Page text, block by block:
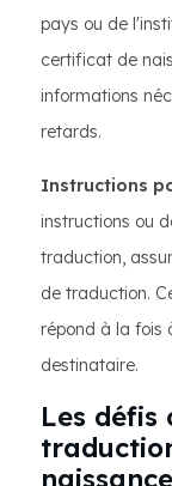
pays ou de
certificat de
informations
retards.
Instructions
instructions ou
traduction,
de traduction.
répond à la fois
destinataire.
Les défis